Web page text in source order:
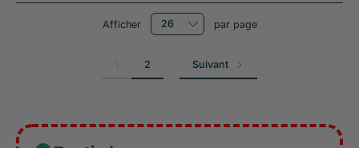
2 Suivant
Afficher par page